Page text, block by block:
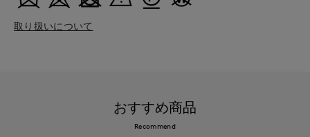
取り扱いについて
おすすめ商品
Recommend